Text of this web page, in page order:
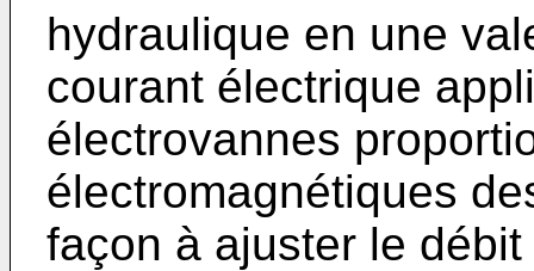
hydraulique en une
courant électrique
électrovannes
électromagnétiques
façon à ajuster le